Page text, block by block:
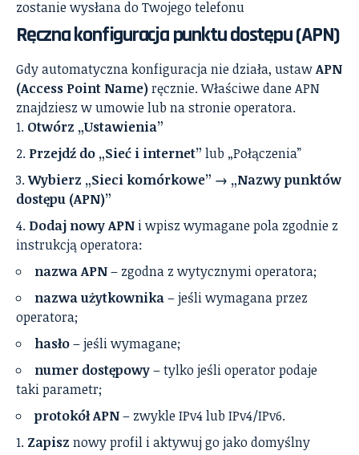
zostanie wysłana do Twojego telefonu
Ręczna konfiguracja punktu dostępu (APN)
Gdy automatyczna konfiguracja nie działa, ustawAPN
(Access Point Name)ręcznie. Właściwe dane APN
znajdziesz w umowie lub na stronie operatora.
Otwórz „Ustawienia”
Przejdź do „Sieć i internet” lub „Połączenia”
Wybierz „Sieci komórkowe” → „Nazwy punktów
dostępu (APN)”
Dodaj nowy APN i wpisz wymagane pola zgodnie z
instrukcją operatora:
nazwa APN– zgodna z wytycznymi operatora;
nazwa użytkownika– jeśli wymagana przez
operatora;
hasło– jeśli wymagane;
numer dostępowy– tylko jeśli operator podaje
taki parametr;
protokół APN– zwykle IPv4 lub IPv4/IPv6.
Zapisz nowy profil i aktywuj go jako domyślny